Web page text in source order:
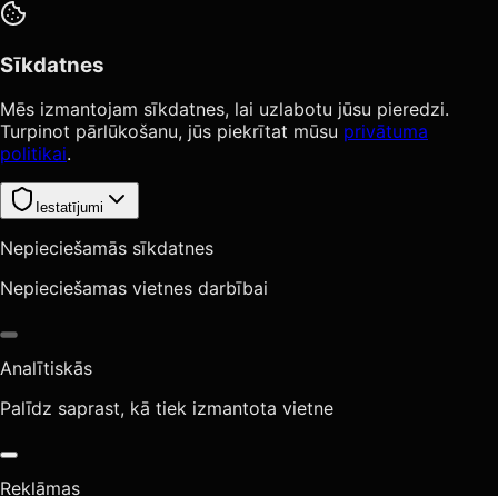
Sīkdatnes
Mēs izmantojam sīkdatnes, lai uzlabotu jūsu pieredzi.
Turpinot pārlūkošanu, jūs piekrītat mūsu privātuma
politikai.
Iestatījumi
Nepieciešamās sīkdatnes
Nepieciešamas vietnes darbībai
Analītiskās
Palīdz saprast, kā tiek izmantota vietne
Reklāmas